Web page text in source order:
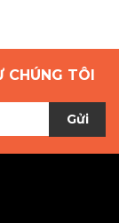
CHÚNG TÔI
Gửi